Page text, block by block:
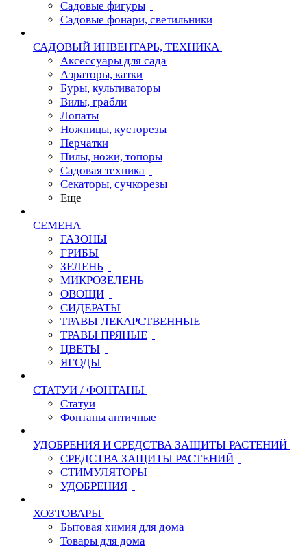
Садовые фигуры
Садовые фонари, светильники
САДОВЫЙ ИНВЕНТАРЬ, ТЕХНИКА
Аксессуары для сада
Аэраторы, катки
Буры, культиваторы
Вилы, грабли
Лопаты
Ножницы, кусторезы
Перчатки
Пилы, ножи, топоры
Садовая техника
Секаторы, сучкорезы
Еще
СЕМЕНА
ГАЗОНЫ
ГРИБЫ
ЗЕЛЕНЬ
МИКРОЗЕЛЕНЬ
ОВОЩИ
СИДЕРАТЫ
ТРАВЫ ЛЕКАРСТВЕННЫЕ
ТРАВЫ ПРЯНЫЕ
ЦВЕТЫ
ЯГОДЫ
СТАТУИ / ФОНТАНЫ
Статуи
Фонтаны античные
УДОБРЕНИЯ И СРЕДСТВА ЗАЩИТЫ РАСТЕНИЙ
СРЕДСТВА ЗАЩИТЫ РАСТЕНИЙ
СТИМУЛЯТОРЫ
УДОБРЕНИЯ
ХОЗТОВАРЫ
Бытовая химия для дома
Товары для дома